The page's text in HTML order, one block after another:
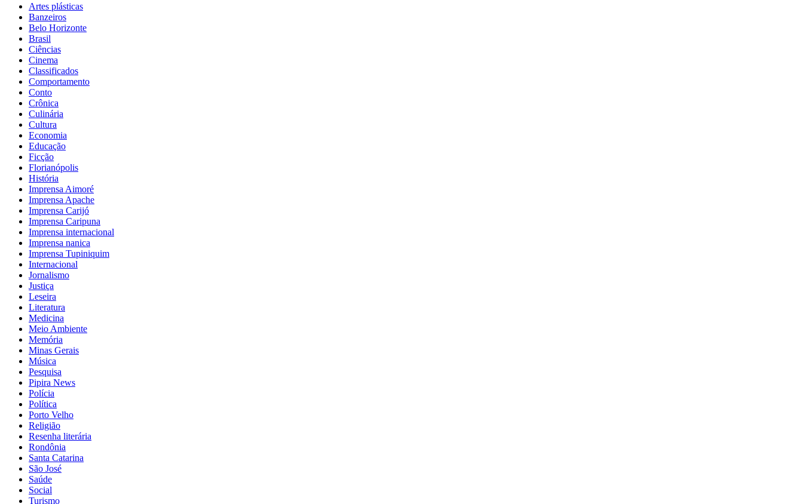
Artes plásticas
Banzeiros
Belo Horizonte
Brasil
Ciências
Cinema
Classificados
Comportamento
Conto
Crônica
Culinária
Cultura
Economia
Educação
Ficção
Florianópolis
História
Imprensa Aimoré
Imprensa Apache
Imprensa Carijó
Imprensa Caripuna
Imprensa internacional
Imprensa nanica
Imprensa Tupiniquim
Internacional
Jornalismo
Justiça
Leseira
Literatura
Medicina
Meio Ambiente
Memória
Minas Gerais
Música
Pesquisa
Pipira News
Polícia
Política
Porto Velho
Religião
Resenha literária
Rondônia
Santa Catarina
São José
Saúde
Social
Turismo